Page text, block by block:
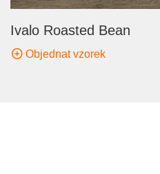
Ivalo Roasted Bean
Objednat vzorek